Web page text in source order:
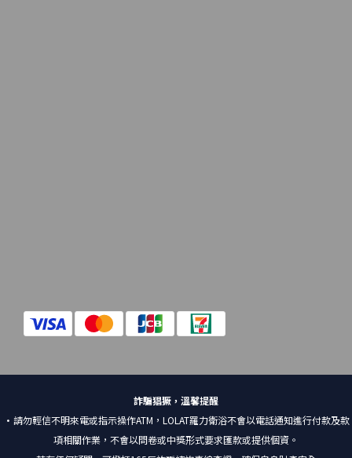
詐騙猖獗，溫馨提醒
•請勿輕信不明來電或指示操作ATM，LOLAT羅力衛浴不會以電話通知進行付款及款
項相關作業，不會以問卷或中獎形式要求匯款或提供個資。